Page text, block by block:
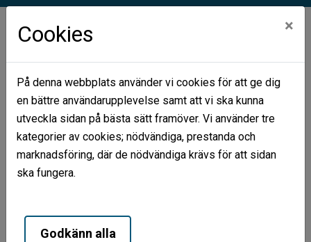
Våra områden
Centrum
Cookies ×
På denna webbplats använder vi cookies för att ge dig
en bättre användarupplevelse samt att vi ska kunna
utveckla sidan på bästa sätt framöver. Vi använder tre
kategorier av cookies; nödvändiga, prestanda och
marknadsföring, där de nödvändiga krävs för att sidan
ska fungera.
Godkänn alla